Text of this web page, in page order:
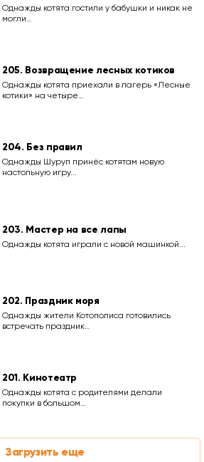
Однажды котята гостили у бабушки и никак не
могли…
205. Возвращение лесных котиков
Однажды котята приехали в лагерь «Лесные
котики» на четыре…
204. Без правил
Однажды Шуруп принёс котятам новую
настольную игру...
203. Мастер на все лапы
Однажды котята играли с новой машинкой...
202. Праздник моря
Однажды жители Котополиса готовились
встречать праздник…
201. Кинотеатр
Однажды котята с родителями делали
покупки в большом…
Загрузить еще